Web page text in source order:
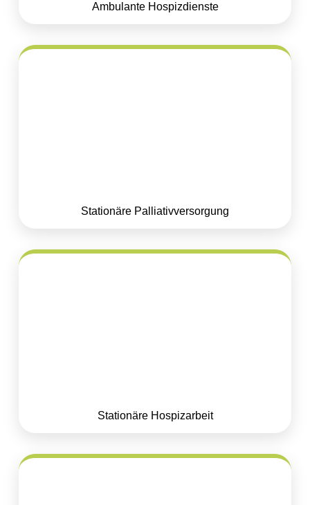
Ambulante Hospizdienste
Stationäre Palliativversorgung
Stationäre Hospizarbeit